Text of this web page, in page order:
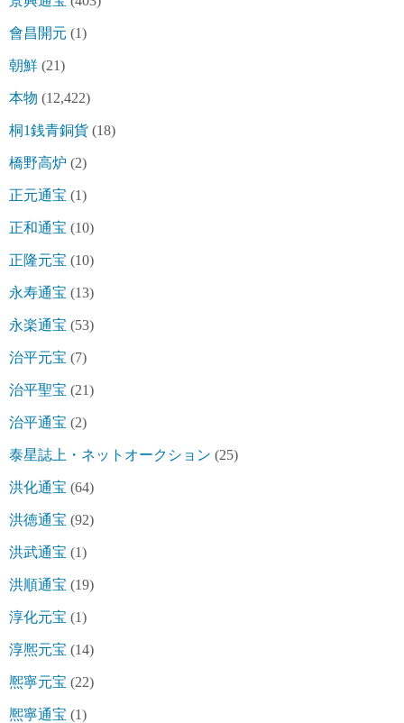
會昌開元 (1)
朝鮮 (21)
本物 (12,422)
桐1銭青銅貨 (18)
橋野高炉 (2)
正元通宝 (1)
正和通宝 (10)
正隆元宝 (10)
永寿通宝 (13)
永楽通宝 (53)
治平元宝 (7)
治平聖宝 (21)
治平通宝 (2)
泰星誌上・ネットオークション (25)
洪化通宝 (64)
洪徳通宝 (92)
洪武通宝 (1)
洪順通宝 (19)
淳化元宝 (1)
淳熈元宝 (14)
熈寧元宝 (22)
熈寧通宝 (1)